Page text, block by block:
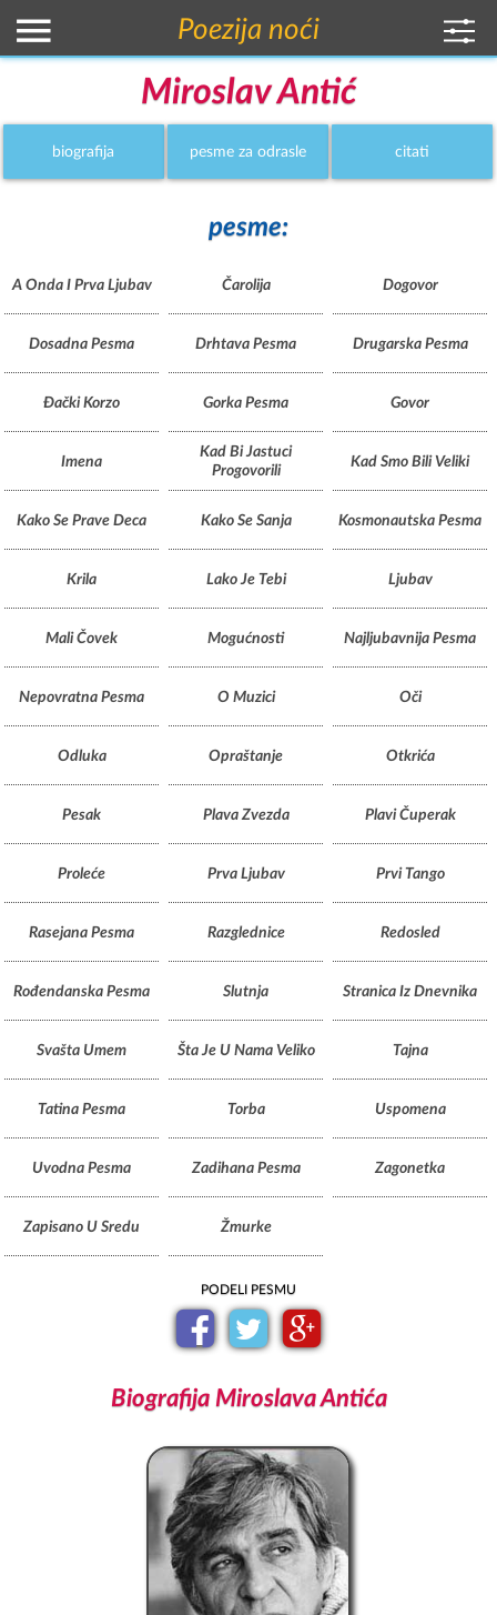
Poezija noći
Miroslav Antić
biografija pesme za odrasle citati
PODELI PESMU
Biografija Miroslava Antića
pesme:
A Onda I Prva Ljubav Čarolija Dogovor
Dosadna Pesma Drhtava Pesma Drugarska Pesma
Đački Korzo Gorka Pesma Govor
Imena
Kad Bi Jastuci
Progovorili
Kad Smo Bili Veliki
Kako Se Prave Deca Kako Se Sanja Kosmonautska Pesma
Krila Lako Je Tebi Ljubav
Mali Čovek Mogućnosti Najljubavnija Pesma
Nepovratna Pesma O Muzici Oči
Odluka Opraštanje Otkrića
Pesak Plava Zvezda Plavi Čuperak
Proleće Prva Ljubav Prvi Tango
Rasejana Pesma Razglednice Redosled
Rođendanska Pesma Slutnja Stranica Iz Dnevnika
Svašta Umem Šta Je U Nama Veliko Tajna
Tatina Pesma Torba Uspomena
Uvodna Pesma Zadihana Pesma Zagonetka
Zapisano U Sredu Žmurke